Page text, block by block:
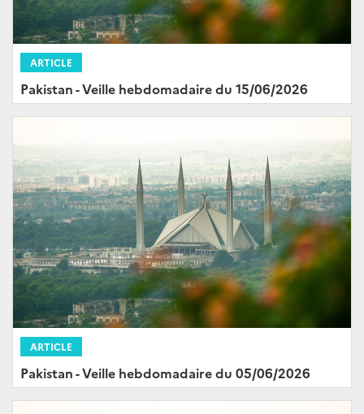
ARTICLE
Pakistan - Veille hebdomadaire du 15/06/2026
ARTICLE
Pakistan - Veille hebdomadaire du 05/06/2026